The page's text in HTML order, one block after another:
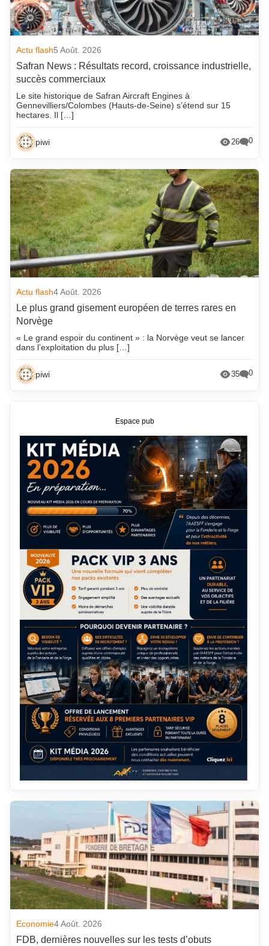
Actu flash5 Août. 2026
Safran News : Résultats record, croissance industrielle,
succès commerciaux
Le site historique de Safran Aircraft Engines à
Gennevilliers/Colombes (Hauts-de-Seine) s’étend sur 15
hectares. Il […]
piwi 26 0
Actu flash4 Août. 2026
Le plus grand gisement européen de terres rares en
Norvège
« Le grand espoir du continent » : la Norvège veut se lancer
dans l’exploitation du plus […]
piwi 35 0
Economie4 Août. 2026
FDB, dernières nouvelles sur les tests d’obuts
Espace pub